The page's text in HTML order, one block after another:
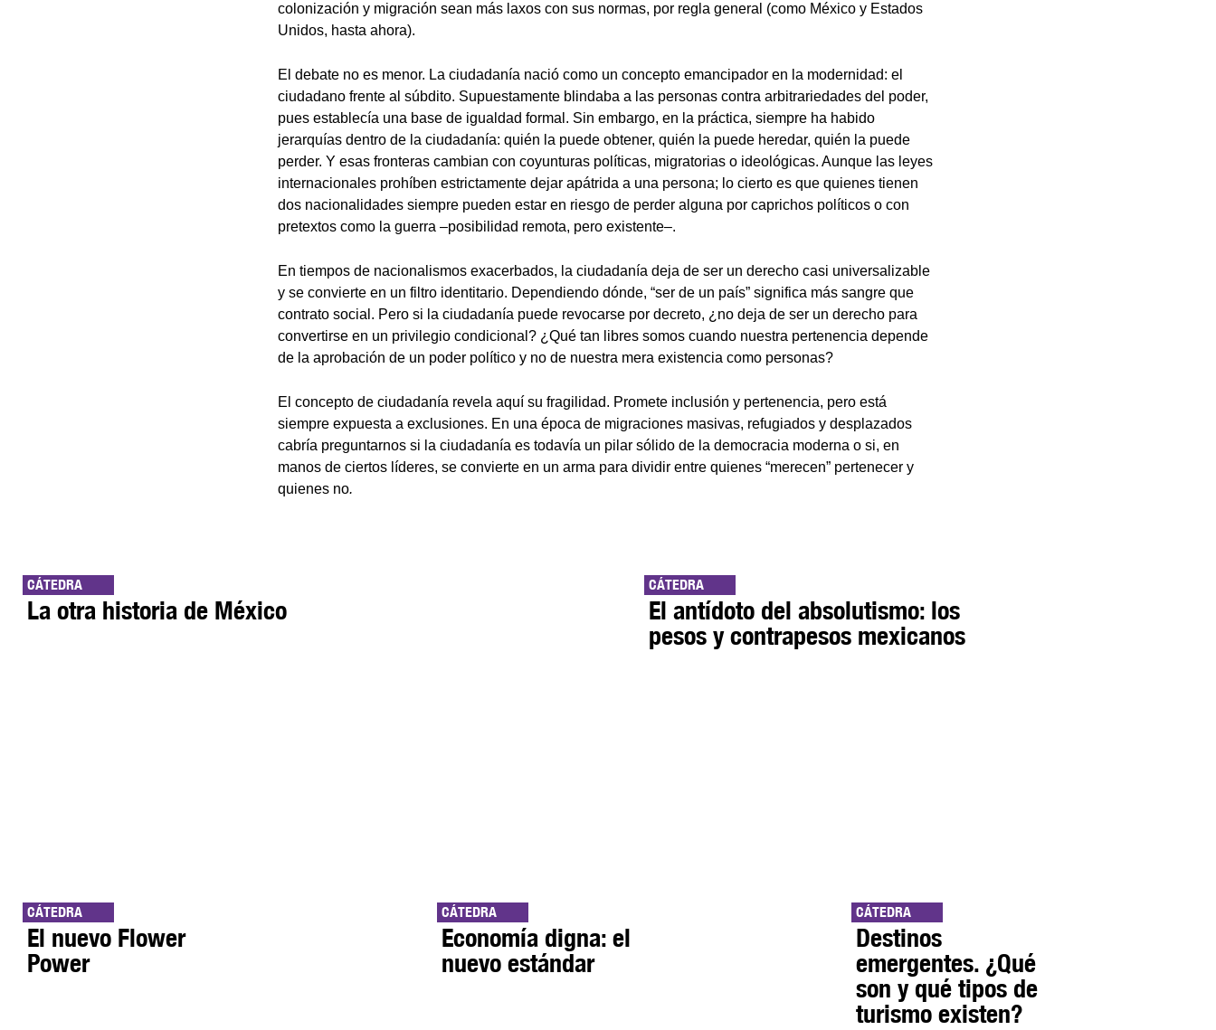
colonización y migración sean más laxos con sus normas, por regla general (como México y Estados
Unidos, hasta ahora).
El debate no es menor. La ciudadanía nació como un concepto emancipador en la modernidad: el
ciudadano frente al súbdito. Supuestamente blindaba a las personas contra arbitrariedades del poder,
pues establecía una base de igualdad formal. Sin embargo, en la práctica, siempre ha habido
jerarquías dentro de la ciudadanía: quién la puede obtener, quién la puede heredar, quién la puede
perder. Y esas fronteras cambian con coyunturas políticas, migratorias o ideológicas. Aunque las leyes
internacionales prohíben estrictamente dejar apátrida a una persona; lo cierto es que quienes tienen
dos nacionalidades siempre pueden estar en riesgo de perder alguna por caprichos políticos o con
pretextos como la guerra –posibilidad remota, pero existente–.
En tiempos de nacionalismos exacerbados, la ciudadanía deja de ser un derecho casi universalizable
y se convierte en un filtro identitario. Dependiendo dónde, “ser de un país” significa más sangre que
contrato social. Pero si la ciudadanía puede revocarse por decreto, ¿no deja de ser un derecho para
convertirse en un privilegio condicional? ¿Qué tan libres somos cuando nuestra pertenencia depende
de la aprobación de un poder político y no de nuestra mera existencia como personas?
El concepto de ciudadanía revela aquí su fragilidad. Promete inclusión y pertenencia, pero está
siempre expuesta a exclusiones. En una época de migraciones masivas, refugiados y desplazados
cabría preguntarnos si la ciudadanía es todavía un pilar sólido de la democracia moderna o si, en
manos de ciertos líderes, se convierte en un arma para dividir entre quienes “merecen” pertenecer y
quienes no.
CÁTEDRA
La otra historia de México
CÁTEDRA
El antídoto del absolutismo: los
pesos y contrapesos mexicanos
CÁTEDRA
El nuevo Flower
Power
CÁTEDRA
Economía digna: el
nuevo estándar
CÁTEDRA
Destinos
emergentes. ¿Qué
son y qué tipos de
turismo existen?